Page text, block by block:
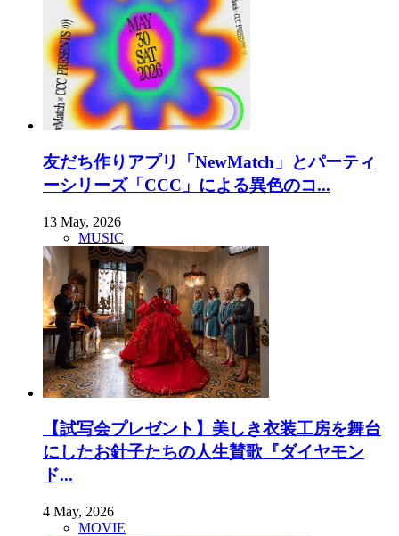
友だち作りアプリ「NewMatch」とパーティ
ーシリーズ「CCC」による異色のコ...
13 May, 2026
MUSIC
【試写会プレゼント】美しき衣装工房を舞台
にしたお針子たちの人生賛歌『ダイヤモン
ド...
4 May, 2026
MOVIE